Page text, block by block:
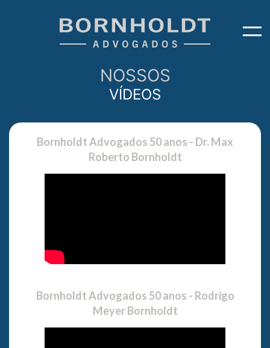
NOSSOS
VÍDEOS
Bornholdt Advogados 50 anos - Dr. Max
Roberto Bornholdt
Bornholdt Advogados 50 anos - Rodrigo
Meyer Bornholdt